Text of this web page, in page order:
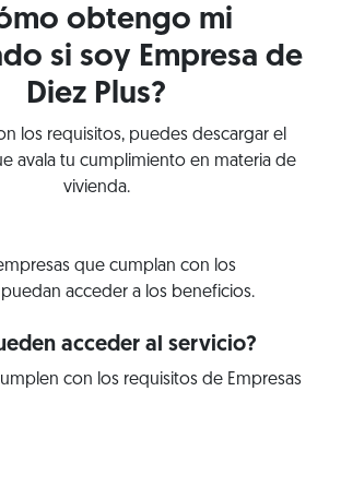
obtengo mi
si soy Empresa de
Diez Plus?
los requisitos, puedes descargar el
avala tu cumplimiento en materia de
vivienda.
que cumplan con los
acceder a los beneficios.
acceder al servicio?
con los requisitos de Empresas